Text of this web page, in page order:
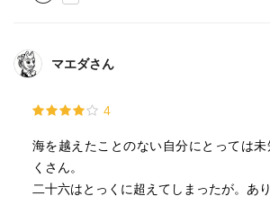
マエダさん
4
海を越えたことのない自分にとっては
くさん。
二十六はとっくに超えてしまったが。あり